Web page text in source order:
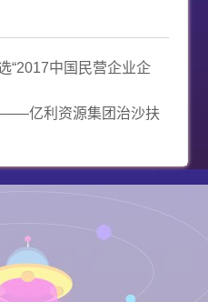
“2017中国民营企业企
——亿利资源集团治沙扶